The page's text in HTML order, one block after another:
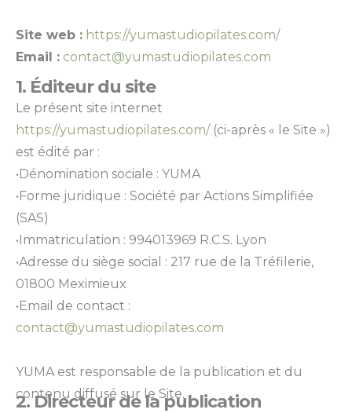
Site web : https://yumastudiopilates.com/
Email : contact@yumastudiopilates.com
1. Éditeur du site
Le présent site internet
https://yumastudiopilates.com/(ci-après « le Site »)
est édité par :
•Dénomination sociale : YUMA
•Forme juridique : Société par Actions Simplifiée
(SAS)
•Immatriculation : 994013969 R.C.S. Lyon
•Adresse du siège social : 217 rue de la Tréfilerie,
01800 Meximieux
•Email de contact :
contact@yumastudiopilates.com
YUMA est responsable de la publication et du
contenu diffusé sur le Site.
2. Directeur de la publication